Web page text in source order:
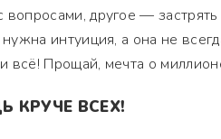
другое —
интуиция, а она не
всё! Прощай, мечта о
КРУЧЕ ВСЕХ!